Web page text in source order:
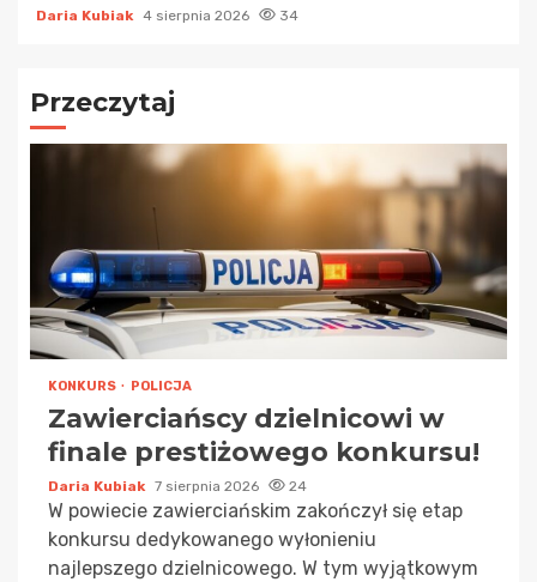
Daria Kubiak 4 sierpnia 2026 34
Przeczytaj
KONKURS POLICJA
Zawierciańscy dzielnicowi w
finale prestiżowego konkursu!
Daria Kubiak 7 sierpnia 2026 24
W powiecie zawierciańskim zakończył się etap
konkursu dedykowanego wyłonieniu
najlepszego dzielnicowego. W tym wyjątkowym